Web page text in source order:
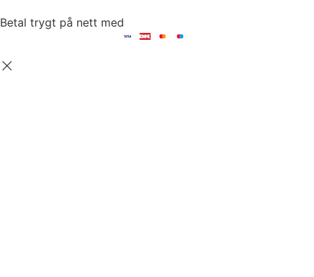
Betal trygt på nett med